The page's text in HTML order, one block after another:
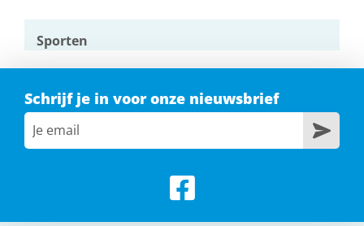
Sporten
Volleybal, Badminton
Schrijf je in voor onze nieuwsbrief